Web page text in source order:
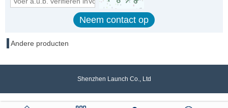
Andere producten
Shenzhen Launch Co., Ltd